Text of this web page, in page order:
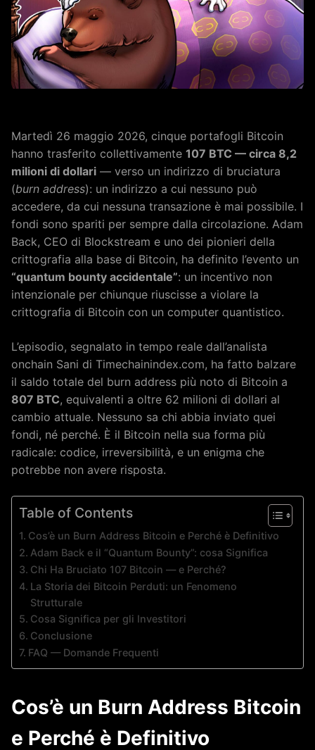
Martedì 26 maggio 2026, cinque portafogli Bitcoin
hanno trasferito collettivamente 107 BTC — circa 8,2
milioni di dollari — verso un indirizzo di bruciatura
(burn address): un indirizzo a cui nessuno può
accedere, da cui nessuna transazione è mai possibile. I
fondi sono spariti per sempre dalla circolazione. Adam
Back, CEO di Blockstream e uno dei pionieri della
crittografia alla base di Bitcoin, ha definito l’evento un
“quantum bounty accidentale”: un incentivo non
intenzionale per chiunque riuscisse a violare la
crittografia di Bitcoin con un computer quantistico.
L’episodio, segnalato in tempo reale dall’analista
onchain Sani di Timechainindex.com, ha fatto balzare
il saldo totale del burn address più noto di Bitcoin a
807 BTC, equivalenti a oltre 62 milioni di dollari al
cambio attuale. Nessuno sa chi abbia inviato quei
fondi, né perché. È il Bitcoin nella sua forma più
radicale: codice, irreversibilità, e un enigma che
potrebbe non avere risposta.
Table of Contents
Cos’è un Burn Address Bitcoin e Perché è Definitivo
Adam Back e il “Quantum Bounty”: cosa Significa
Chi Ha Bruciato 107 Bitcoin — e Perché?
La Storia dei Bitcoin Perduti: un Fenomeno
Strutturale
Cosa Significa per gli Investitori
Conclusione
FAQ — Domande Frequenti
Cos’è un Burn Address Bitcoin
e Perché è Definitivo